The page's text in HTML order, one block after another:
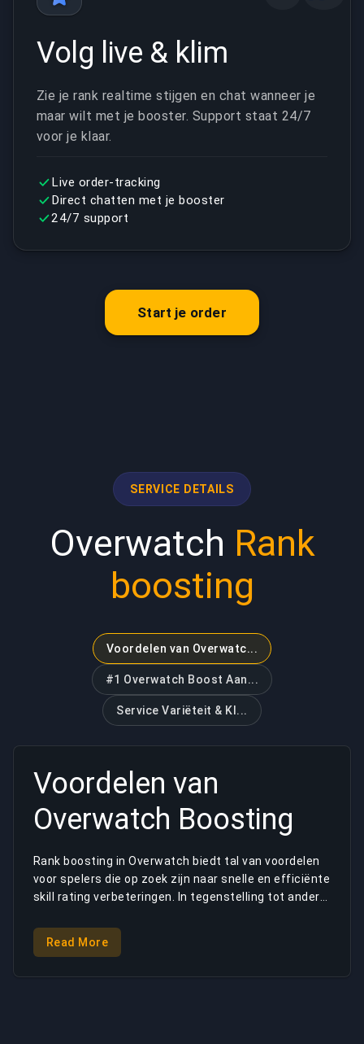
Volg live & klim
Zie je rank realtime stijgen en chat wanneer je
maar wilt met je booster. Support staat 24/7
voor je klaar.
Live order-tracking
Direct chatten met je booster
24/7 support
Start je order
SERVICE DETAILS
Overwatch Rank
boosting
Voordelen van Overwatc...
#1 Overwatch Boost Aan...
Service Variëteit & Kl...
Voordelen van
Overwatch Boosting
Rank boosting in Overwatch biedt tal van voordelen
voor spelers die op zoek zijn naar snelle en efficiënte
skill rating verbeteringen. In tegenstelling tot andere
Overwatch je piek rating gedurende het seizoen,
zelfs als je huidige skill rating daalt. Dit maakt
Read More